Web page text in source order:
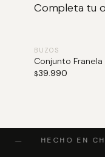
Completa tu
BUZOS
Conjunto Franela
$39.990
HECHO EN